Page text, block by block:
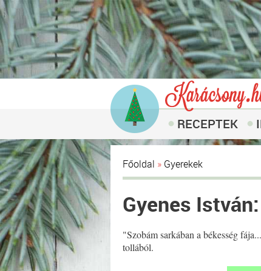
RECEPTEK
Főoldal » Gyerekek
Gyenes
"Szobám sarkában a békesség
tollából.